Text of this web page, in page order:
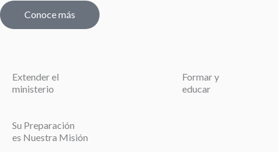
Conoce más
Extender el
ministerio
Formar y
educar
Su Preparación
es Nuestra Misión